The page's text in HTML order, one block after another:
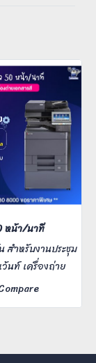
หน้า/นาที
สำหรับงานประชุม
นท์ เครื่องถ่าย
ฟังก์ชั่นสี ความ
@printerbkk